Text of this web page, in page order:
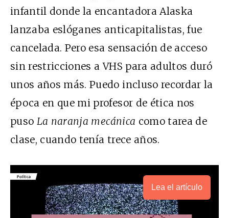
infantil donde la encantadora Alaska
lanzaba eslóganes anticapitalistas, fue
cancelada. Pero esa sensación de acceso
sin restricciones a VHS para adultos duró
unos años más. Puedo incluso recordar la
época en que mi profesor de ética nos
puso La naranja mecánica como tarea de
clase, cuando tenía trece años.
Lea el artículo